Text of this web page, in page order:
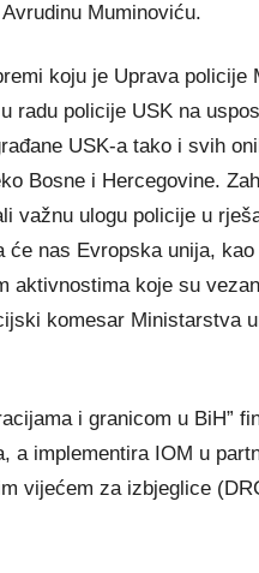
Muminoviću.
koju je Uprava policije
radu policije USK na
USK-a tako i svih
Bosne i Hercegovine.
važnu ulogu policije u
nas Evropska unija,
aktivnostima koje su
komesar Ministarstva
i granicom u BiH”
a implementira IOM u
vijećem za izbjeglice